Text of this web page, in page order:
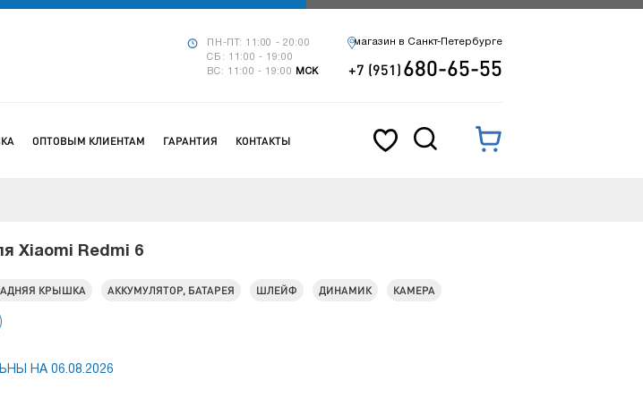
ПН-ПТ: 11:00 - 20:00
СБ: 11:00 - 19:00
ВС: 11:00 - 19:00
МСК
магазин в Санкт-Петербурге
+7 (951)680-65-55
ОПТОВЫМ КЛИЕНТАМ ГАРАНТИЯ КОНТАКТЫ
Xiaomi Redmi 6
КРЫШКА АККУМУЛЯТОР, БАТАРЕЯ ШЛЕЙФ ДИНАМИК КАМЕРА
НА 06.08.2026